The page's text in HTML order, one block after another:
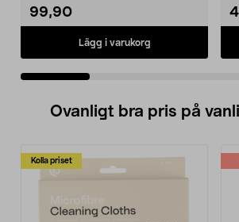
99,90
Lägg i varukorg
Ovanligt bra pris på
Kolla priset